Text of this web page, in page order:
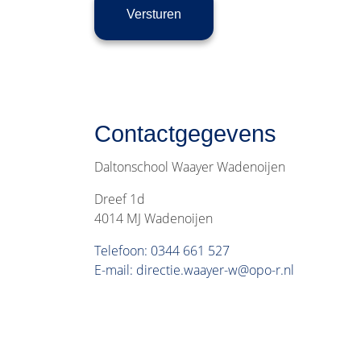
Contactgegevens
Daltonschool Waayer Wadenoijen
Dreef 1d
4014 MJ Wadenoijen
Telefoon: 0344 661 527
E-mail: directie.waayer-w@opo-r.nl